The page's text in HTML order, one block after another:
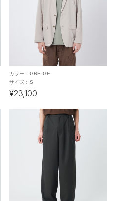
カラー： GREIGE
サイズ： S
¥23,100